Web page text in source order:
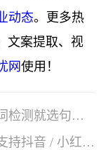
动态。更多热
文案提取、视
网使用！
检测就选句无
持抖音 / 小红书